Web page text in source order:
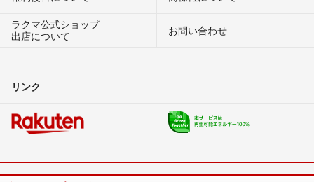
ラクマ公式ショップ
出店について
お問い合わせ
リンク